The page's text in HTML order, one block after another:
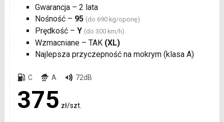
Gwarancja – 2 lata
Nośność – 95 (do 690 kg/oponę)
Prędkość – Y (do 300 km/h)
Wzmacniane – TAK (XL)
Najlepsza przyczepność na mokrym (klasa A)
C A 72dB
375 zł/szt.